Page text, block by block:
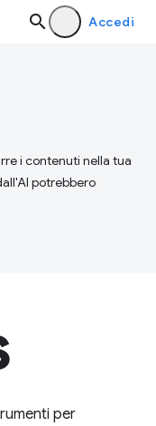
Accedi
i contenuti nella tua
potrebbero
per